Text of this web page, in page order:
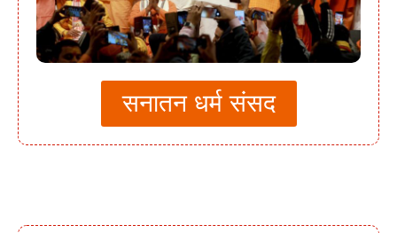
सनातन धर्म संसद